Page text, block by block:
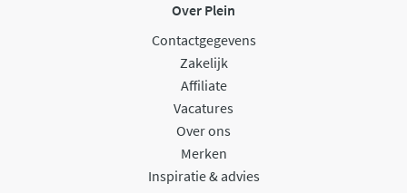
Over Plein
Contactgegevens
Zakelijk
Affiliate
Vacatures
Over ons
Merken
Inspiratie & advies